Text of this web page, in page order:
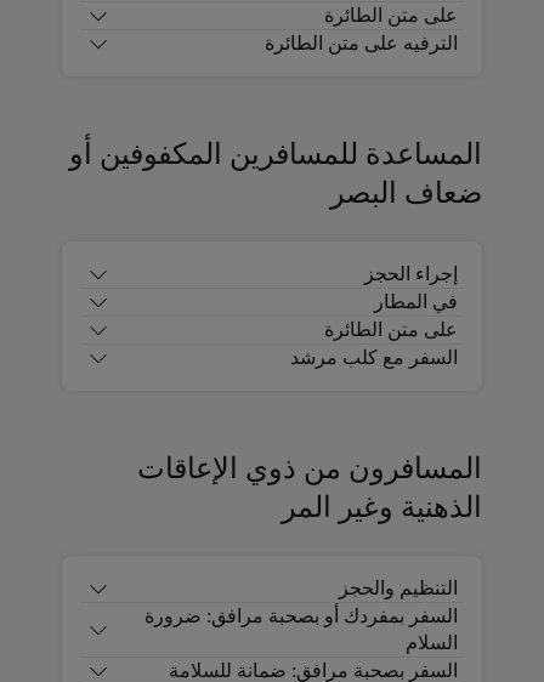
على متن الطائرة
الترفيه على متن الطائرة
المساعدة للمسافرين المكفوفين أو
ضعاف البصر
إجراء الحجز
في المطار
على متن الطائرة
السفر مع كلب مرشد
المسافرون من ذوي الإعاقات
الذهنية وغير المر
التنظيم والحجز
السفر بمفردك أو بصحبة مرافق: ضرورة
السلام
السفر بصحبة مرافق: ضمانة للسلامة